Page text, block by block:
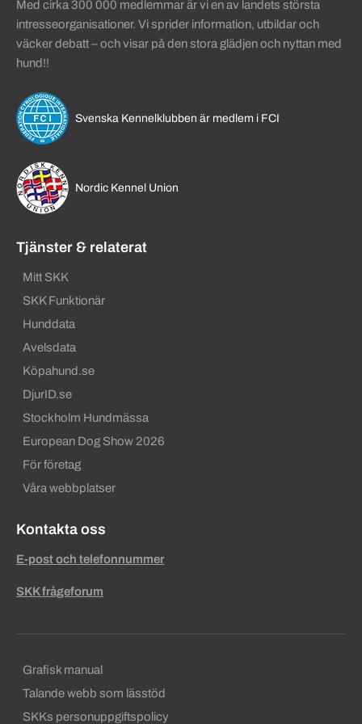
Med cirka 300 000 medlemmar är vi en av landets största
intresseorganisationer. Vi sprider information, utbildar och
väcker debatt – och visar på den stora glädjen och nyttan med
hund!!
Svenska Kennelklubben är medlem i FCI
Nordic Kennel Union
Tjänster & relaterat
Mitt SKK
SKK Funktionär
Hunddata
Avelsdata
Köpahund.se
DjurID.se
Stockholm Hundmässa
European Dog Show 2026
För företag
Våra webbplatser
Kontakta oss
E-post och telefonnummer
SKK frågeforum
Sekundära sidfotslänkar
Grafisk manual
Talande webb som lässtöd
SKKs personuppgiftspolicy